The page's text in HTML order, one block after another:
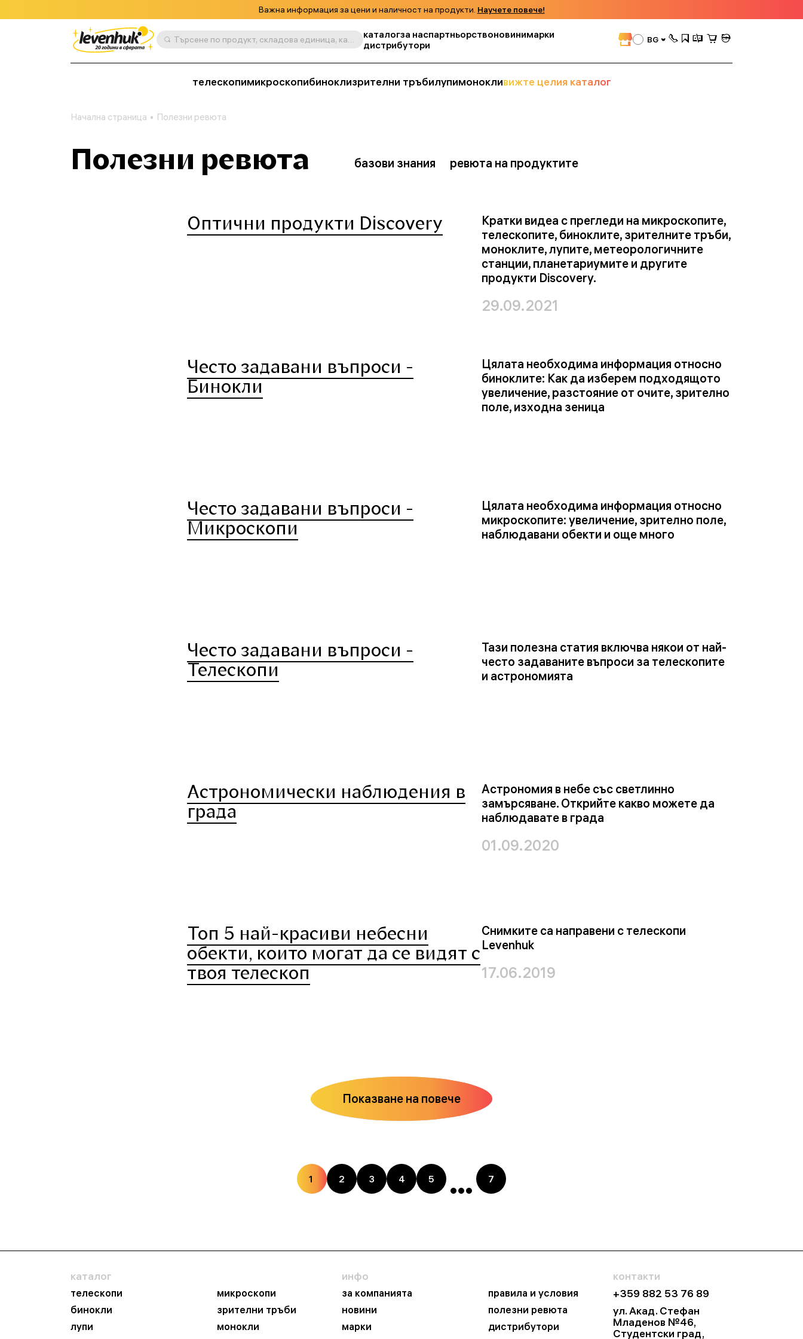
Важна информация за цени и наличност на продукти. Научете повече!
Търсене по продукт, складова единица, категория и т.н. каталогза наспартньорствоновинимарки
дистрибутори
BG
телескопимикроскопибиноклизрителни тръбилупимонокливижте целия каталог
Начална страница Полезни ревюта
Полезни ревюта базови знания ревюта на продуктите
Оптични продукти Discovery
Кратки видеа с прегледи на микроскопите,
телескопите, биноклите, зрителните тръби,
моноклите, лупите, метеорологичните
станции, планетариумите и другите
продукти Discovery.
29.09.2021
Често задавани въпроси -
Бинокли
Цялата необходима информация относно
биноклите: Как да изберем подходящото
увеличение, разстояние от очите, зрително
поле, изходна зеница
Често задавани въпроси -
Микроскопи
Цялата необходима информация относно
микроскопите: увеличение, зрително поле,
наблюдавани обекти и още много
Често задавани въпроси -
Телескопи
Тази полезна статия включва някои от най-
често задаваните въпроси за телескопите
и астрономията
Астрономически наблюдения в
града
Астрономия в небе със светлинно
замърсяване. Открийте какво можете да
наблюдавате в града
01.09.2020
Топ 5 най-красиви небесни
обекти, които могат да се видят с
твоя телескоп
Снимките са направени с телескопи
Levenhuk
17.06.2019
Показване на повече
1 2 3 4 5 7
каталог
телескопи
микроскопи
бинокли
зрителни тръби
лупи
монокли
инфо
за компанията
правила и условия
новини
полезни ревюта
марки
дистрибутори
контакти
+359 882 53 76 89
ул. Акад. Стефан
Младенов №46,
Студентски град,